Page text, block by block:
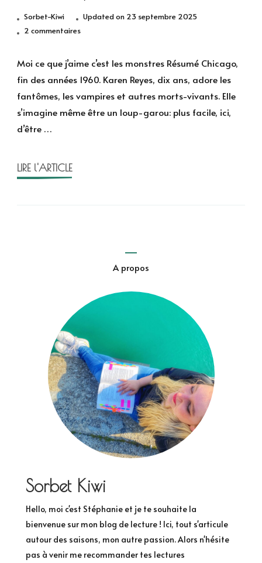
Sorbet-Kiwi Updated on 23 septembre 2025
2 commentairessur
j’aime,
c’est
les
Moi ce que j’aime c’est les monstres Résumé Chicago,
fin des années 1960. Karen Reyes, dix ans, adore les
fantômes, les vampires et autres morts-vivants. Elle
s’imagine même être un loup-garou: plus facile, ici,
d’être …
LIRE l'ARTICLE
A propos
Sorbet Kiwi
Hello, moi c'est Stéphanie et je te souhaite la
bienvenue sur mon blog de lecture ! Ici, tout s'articule
autour des saisons, mon autre passion. Alors n'hésite
pas à venir me recommander tes lectures